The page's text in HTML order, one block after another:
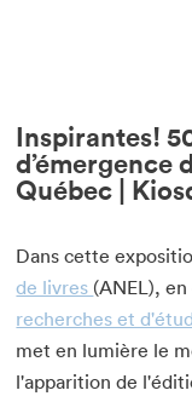
Inspirantes!
d’émergence
Québec |
Dans cette
de livres (ANEL),
recherches et
met en lumière le
l'apparition de